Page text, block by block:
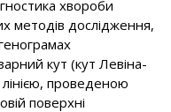
хвороби
методів дослідження,
кут (кут Левіна-
проведеною
поверхні